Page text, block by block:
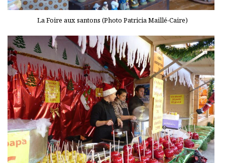
La Foire aux santons (Photo Patricia Maillé-Caire)